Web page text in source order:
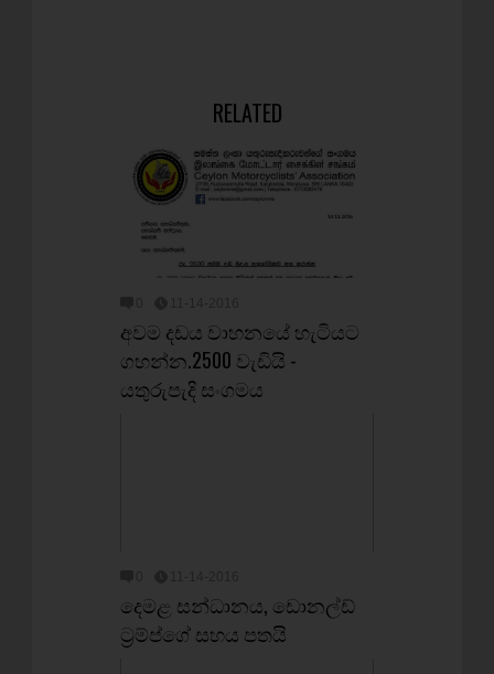
RELATED
අවම දඩය වාහනයේ හැටියට
ගහන්න.2500 වැඩියි -
යතුරුපැදි සංගමය
දෙමළ සන්ධානය, ඩොනල්ඩ්
ට‍්‍රම්ප්ගේ සහය පතයි